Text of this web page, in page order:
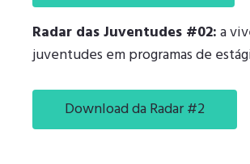
Radar das Juventudes #02:a
juventudes em programas de
Download da Radar #2